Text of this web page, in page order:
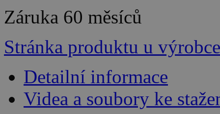
Záruka 60 měsíců
Stránka produktu u výrobce
Detailní informace
Videa a soubory ke